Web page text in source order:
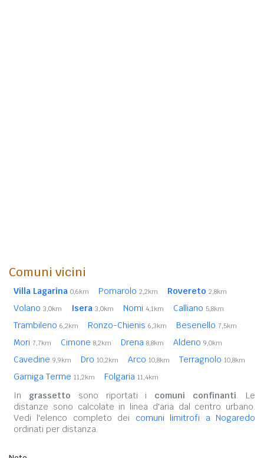
Comuni vicini
Villa Lagarina 0,6km Pomarolo 2,2km Rovereto 2,8km
Volano 3,0km Isera 3,0km Nomi 4,1km Calliano 5,8km
Trambileno 6,2km Ronzo-Chienis 6,3km Besenello 7,5km
Mori 7,7km Cimone 8,2km Drena 8,8km Aldeno 9,0km
Cavedine 9,9km Dro 10,2km Arco 10,8km Terragnolo 10,8km
Garniga Terme 11,2km Folgaria 11,4km
In grassetto sono riportati i comuni confinanti. Le
distanze sono calcolate in linea d'aria dal centro urbano.
Vedi l'elenco completo dei comuni limitrofi a Nogaredo
ordinati per distanza.